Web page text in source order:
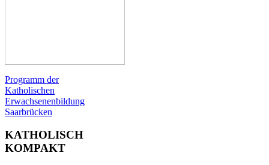
Programm der
Katholischen
Erwachsenenbildung
Saarbrücken
KATHOLISCH
KOMPAKT